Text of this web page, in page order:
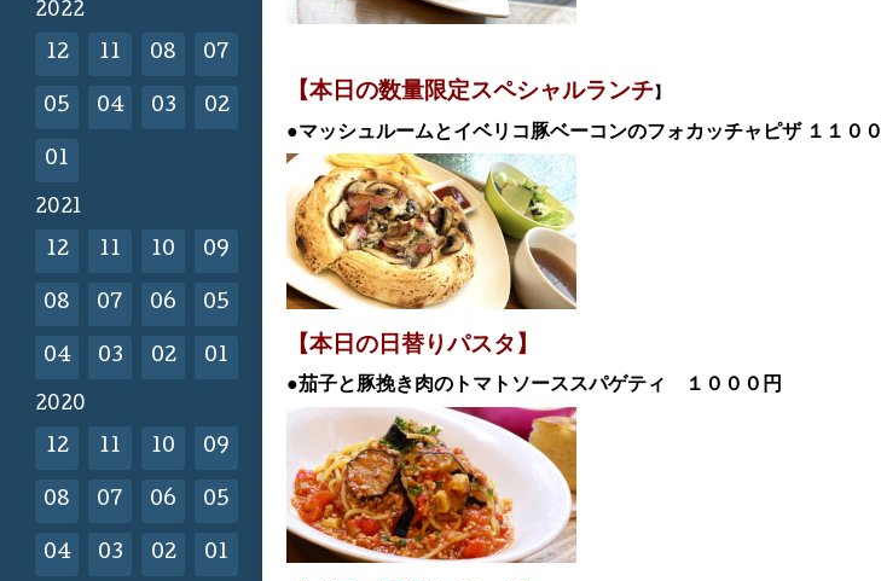
【本日の数量限定スペシャルランチ】
●マッシュルームとイベリコ豚ベーコンのフォカッチャピザ １１００
【本日の日替りパスタ】
●茄子と豚挽き肉のトマトソーススパゲティ １０００ 円
2022
12 11 08 07
05 04 03 02
01
2021
12 11 10 09
08 07 06 05
04 03 02 01
2020
12 11 10 09
08 07 06 05
04 03 02 01